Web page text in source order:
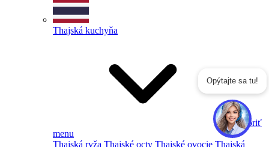
Thajská kuchyňa
Otvoriť
menu
Thajská ryža Thajské octy Thajské ovocie Thajská
Opýtajte sa tu!